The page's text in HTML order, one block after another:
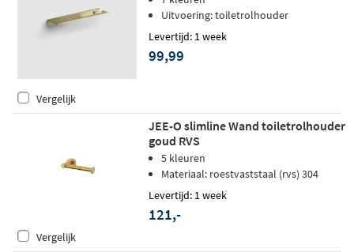
Uitvoering: toiletrolhouder
Levertijd: 1 week
99,99
Vergelijk
JEE-O slimline Wand toiletrolhouder
goud RVS
5 kleuren
Materiaal: roestvaststaal (rvs) 304
Levertijd: 1 week
121,-
Vergelijk